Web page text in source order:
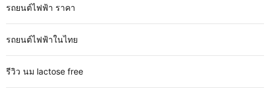
รถยนต์ไฟฟ้า ราคา
รถยนต์ไฟฟ้าในไทย
รีวิว นม lactose free